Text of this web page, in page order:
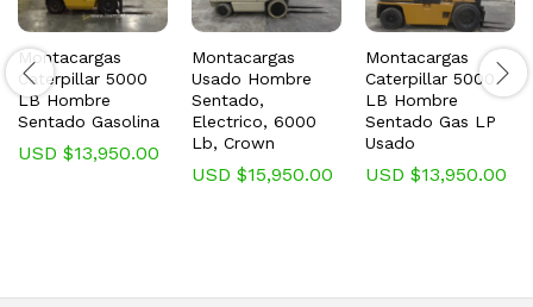
Montacargas
Caterpillar 5000
LB Hombre
Sentado Gasolina
USD $13,950.00
Montacargas
Usado Hombre
Sentado,
Electrico, 6000
Lb, Crown
USD $15,950.00
Montacargas
Caterpillar 5000
LB Hombre
Sentado Gas LP
Usado
USD $13,950.00